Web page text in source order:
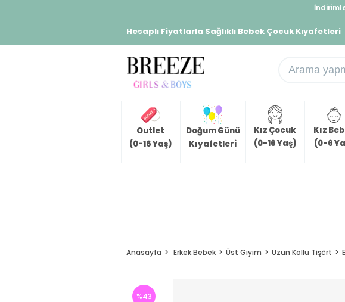
Hesaplı Fiyatlarla Sağlıklı Bebek Çocuk Kıyafetleri
Outlet
(0-16 Yaş)
Doğum Günü
Kıyafetleri
Kız Çocuk
(0-16 Yaş)
Kız
(0-6
Anasayfa Erkek Bebek Üst Giyim Uzun Kollu Tişört
%43